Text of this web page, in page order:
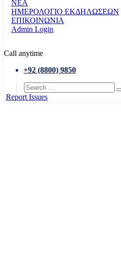
ΝΕΑ
ΗΜΕΡΟΛΟΓΙΟ ΕΚΔΗΛΩΣΕΩΝ
ΕΠΙΚΟΙΝΩΝΙΑ
Admin Login
Call anytime
+92 (8800) 9850
Report Issues